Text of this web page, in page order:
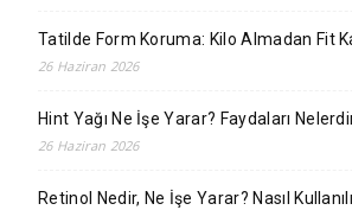
Tatilde Form Koruma: Kilo Almadan Fit
26 Haziran 2026
Hint Yağı Ne İşe Yarar? Faydaları
26 Haziran 2026
Retinol Nedir, Ne İşe Yarar? Nasıl